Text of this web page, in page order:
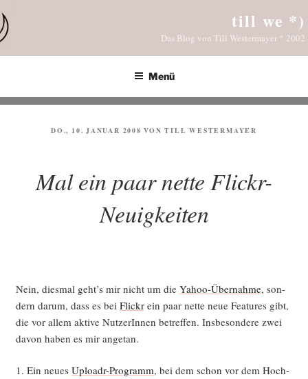
Inhalt
springen
till we *)
Das Blog von Till Westermayer * 2002
Menü
VERÖFFENTLICHT
DO., 10. JANUAR 2008 VONTILL WESTERMAYER
Mal ein paar nette Flickr-
Neuigkeiten
Nein, dies­mal geht’s mir nicht um die Yahoo-Über­nah­me, son­
dern dar­um, dass es bei Flickrein paar net­te neue Fea­tures gibt,
die vor allem akti­ve Nut­ze­rIn­nen betref­fen. Ins­be­son­de­re zwei
davon haben es mir angetan.
1. Ein neu­es Uploadr-Pro­gramm, bei dem schon vor dem Hoch­